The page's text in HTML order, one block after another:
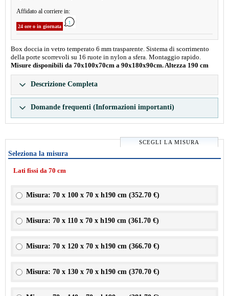
Affidato al corriere in:
24 ore o in giornata
Box doccia in vetro temperato 6 mm trasparente. Sistema di scorrimento
della porte scorrevoli su 16 ruote in nylon a sfera. Montaggio rapido.
Misure disponibili da 70x100x70cm a 90x180x90cm. Altezza 190 cm
Descrizione Completa
Domande frequenti (Informazioni importanti)
SCEGLI LA MISURA
Seleziona la misura
Lati fissi da 70 cm
Misura: 70 x 100 x 70 x h190 cm (352.70 €)
Misura: 70 x 110 x 70 x h190 cm (361.70 €)
Misura: 70 x 120 x 70 x h190 cm (366.70 €)
Misura: 70 x 130 x 70 x h190 cm (370.70 €)